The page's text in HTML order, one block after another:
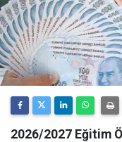
2026/2027 Eğitim